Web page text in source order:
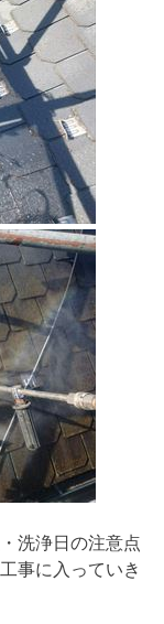
洗浄日の注意点
事に入っていき